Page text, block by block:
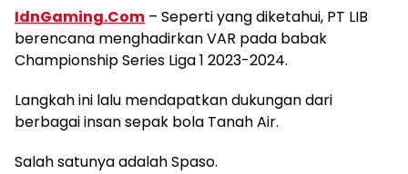
IdnGaming.Com – Seperti yang diketahui, PT LIB
berencana menghadirkan VAR pada babak
Championship Series Liga 1 2023-2024.
Langkah ini lalu mendapatkan dukungan dari
berbagai insan sepak bola Tanah Air.
Salah satunya adalah Spaso.